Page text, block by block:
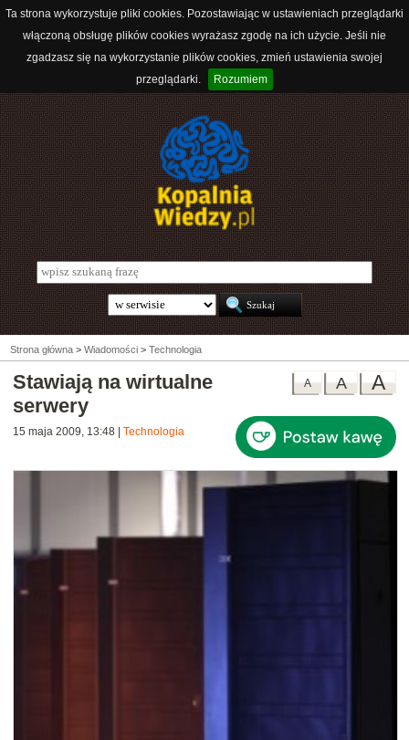
Ta strona wykorzystuje pliki cookies. Pozostawiając w ustawieniach przeglądarki
włączoną obsługę plików cookies wyrażasz zgodę na ich użycie. Jeśli nie
zgadzasz się na wykorzystanie plików cookies, zmień ustawienia swojej
przeglądarki.
Rozumiem
Strona główna > Wiadomości > Technologia
A
A
A
Stawiają na wirtualne
serwery
15 maja 2009, 13:48 Technologia